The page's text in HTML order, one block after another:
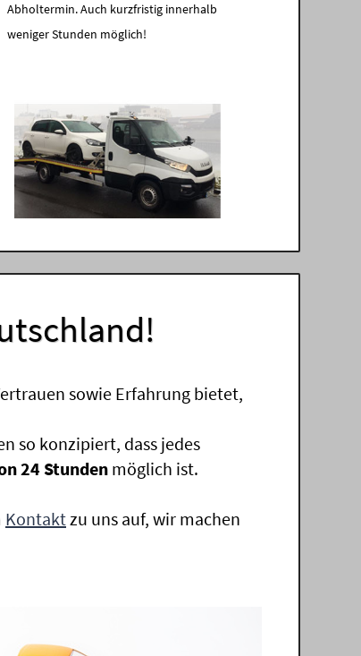
Abholtermin. Auch kurzfristig innerhalb
weniger Stunden möglich!
sowie Erfahrung bietet,
so konzipiert, dass jedes
24 Stunden möglich ist.
Kontaktzu uns auf, wir machen